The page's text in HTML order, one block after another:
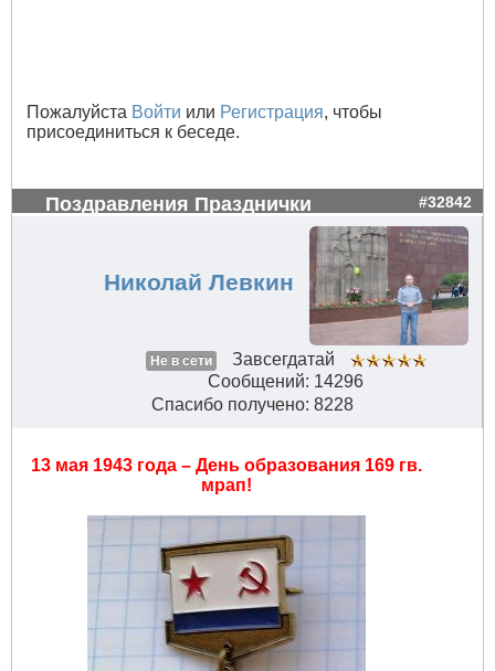
Пожалуйста Войти или Регистрация, чтобы
присоединиться к беседе.
Поздравления Празднички #32842
Николай Левкин
Не в сети
Завсегдатай
Сообщений: 14296
Спасибо получено: 8228
13 мая 1943 года – День образования 169 гв.
мрап!